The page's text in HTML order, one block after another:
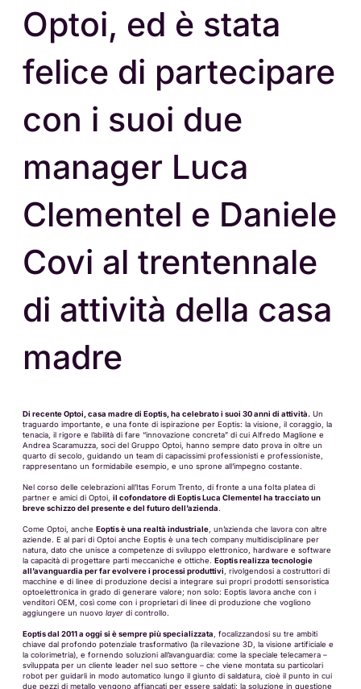
Optoi, ed è stata
felice di partecipare
con i suoi due
manager Luca
Clementel e Daniele
Covi al trentennale
di attività della casa
madre
Di recente Optoi, casa madre di Eoptis, ha celebrato i suoi 30 anni di attività. Un
traguardo importante, e una fonte di ispirazione per Eoptis: la visione, il coraggio, la
tenacia, il rigore e l’abilità di fare “innovazione concreta” di cui Alfredo Maglione e
Andrea Scaramuzza, soci del Gruppo Optoi, hanno sempre dato prova in oltre un
quarto di secolo, guidando un team di capacissimi professionisti e professioniste,
rappresentano un formidabile esempio, e uno sprone all’impegno costante.
Nel corso delle celebrazioni all’Itas Forum Trento, di fronte a una foIta pIatea di
partner e amici di Optoi, il cofondatore di Eoptis Luca Clementel ha tracciato un
breve schizzo del presente e del futuro dell’azienda.
Come Optoi, anche Eoptis è una realtà industriale, un’azienda che lavora con altre
aziende. E al pari di Optoi anche Eoptis è una tech company multidisciplinare per
natura, dato che unisce a competenze di sviluppo elettronico, hardware e software
la capacità di progettare parti meccaniche e ottiche. Eoptis realizza tecnologie
all’avanguardia per far evolvere i processi produttivi, rivolgendosi a costruttori di
macchine e di linee di produzione decisi a integrare sui propri prodotti sensoristica
optoelettronica in grado di generare valore; non solo: Eoptis lavora anche con i
venditori OEM, così come con i proprietari di linee di produzione che vogliono
aggiungere un nuovo layer di controllo.
Eoptis dal 2011 a oggi si è sempre più specializzata, focalizzandosi su tre ambiti
chiave dal profondo potenziale trasformativo (la rilevazione 3D, la visione artificiale e
la colorimetria), e fornendo soluzioni all’avanguardia: come la speciale telecamera –
sviluppata per un cliente leader nel suo settore – che viene montata su particolari
robot per guidarli in modo automatico lungo il giunto di saldatura, cioè il punto in cui
due pezzi di metallo vengono affiancati per essere saldati; la soluzione in questione